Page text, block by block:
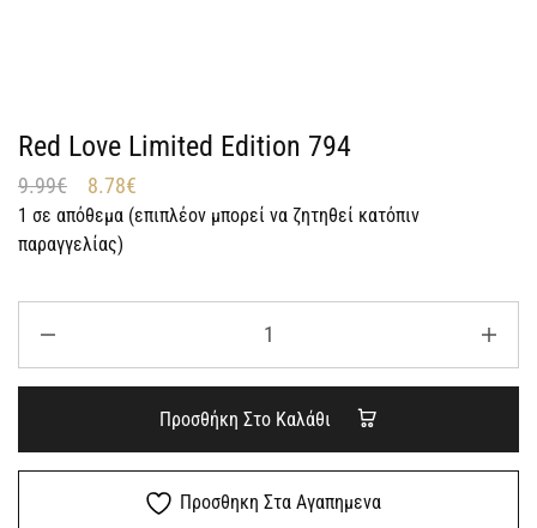
Red Love Limited Edition 794
9.99€ 8.78€
1 σε απόθεμα (επιπλέον μπορεί να ζητηθεί κατόπιν
παραγγελίας)
Προσθήκη Στο Καλάθι
Προσθηκη Στα Αγαπημενα